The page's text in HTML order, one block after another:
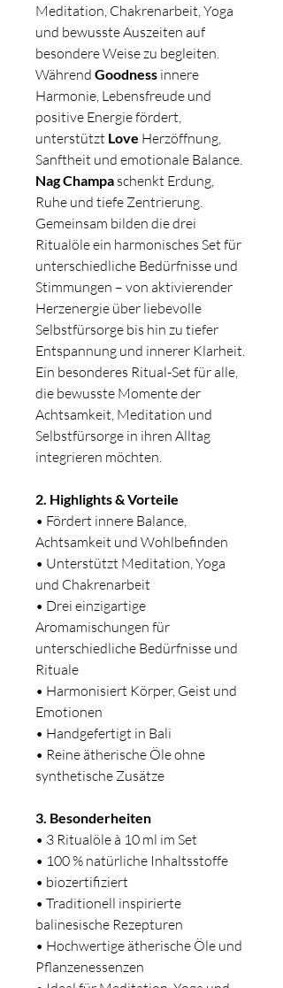
Meditation, Chakrenarbeit, Yoga
und bewusste Auszeiten auf
besondere Weise zu begleiten.
Während Goodness innere
Harmonie, Lebensfreude und
positive Energie fördert,
unterstützt Love Herzöffnung,
Sanftheit und emotionale Balance.
Nag Champa schenkt Erdung,
Ruhe und tiefe Zentrierung.
Gemeinsam bilden die drei
Ritualöle ein harmonisches Set für
unterschiedliche Bedürfnisse und
Stimmungen – von aktivierender
Herzenergie über liebevolle
Selbstfürsorge bis hin zu tiefer
Entspannung und innerer Klarheit.
Ein besonderes Ritual-Set für alle,
die bewusste Momente der
Achtsamkeit, Meditation und
Selbstfürsorge in ihren Alltag
integrieren möchten.
2. Highlights & Vorteile
• Fördert innere Balance,
Achtsamkeit und Wohlbefinden
• Unterstützt Meditation, Yoga
und Chakrenarbeit
• Drei einzigartige
Aromamischungen für
unterschiedliche Bedürfnisse und
Rituale
• Harmonisiert Körper, Geist und
Emotionen
• Handgefertigt in Bali
• Reine ätherische Öle ohne
synthetische Zusätze
3. Besonderheiten
• 3 Ritualöle à 10 ml im Set
• 100 % natürliche Inhaltsstoffe
• biozertifiziert
• Traditionell inspirierte
balinesische Rezepturen
• Hochwertige ätherische Öle und
Pflanzenessenzen